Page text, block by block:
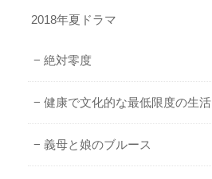
2018年夏ドラマ
絶対零度
健康で文化的な最低限度の生活
義母と娘のブルース